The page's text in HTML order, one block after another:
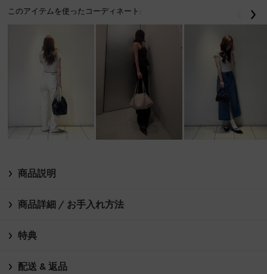
このアイテムを使ったコーディネート: 戻る
商品説明
商品詳細 / お手入れ方法
特典
配送 & 返品